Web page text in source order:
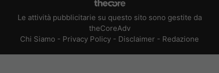
Le attività pubblicitarie su questo sito sono gestite da
theCoreAdv
Chi Siamo - Privacy Policy - Disclaimer - Redazione